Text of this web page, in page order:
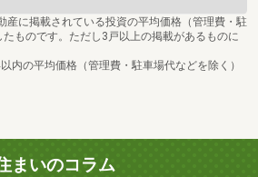
産に掲載されている投資の平均価格（管理費・駐
ものです。ただし3戸以上の掲載があるものに
内の平均価格（管理費・駐車場代などを除く）
まいのコラム